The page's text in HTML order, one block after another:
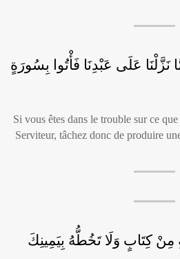
عَلَى عَبْدِنَا فَأْتُوا بِسُورَةٍ
Si vous êtes dans le trouble sur ce
Serviteur, tâchez donc de produire
مِنْ كِتَابٍ وَلَا تَخُطُّهُ بِيَمِينِكَ